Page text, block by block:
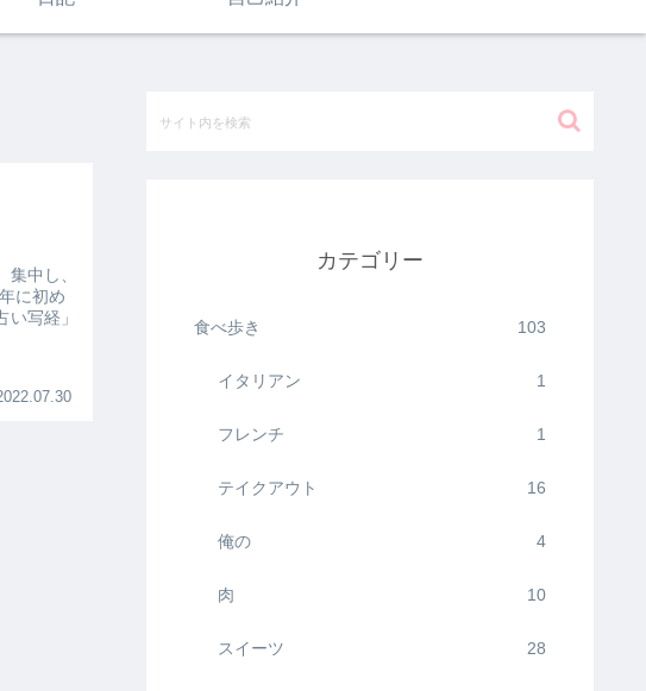
中し、
に初め
写経」
カテゴリー
食べ歩き 103
イタリアン 1
フレンチ 1
テイクアウト 16
俺の 4
肉 10
スイーツ 28